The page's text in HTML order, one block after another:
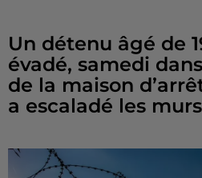
Un détenu âgé de
évadé, samedi
de la maison
a escaladé les